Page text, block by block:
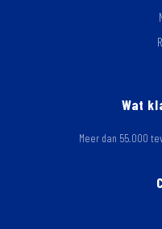
Wat
Meer dan 55.000